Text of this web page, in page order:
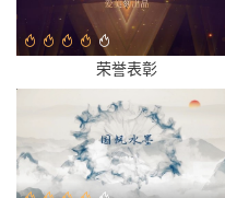
荣誉表彰